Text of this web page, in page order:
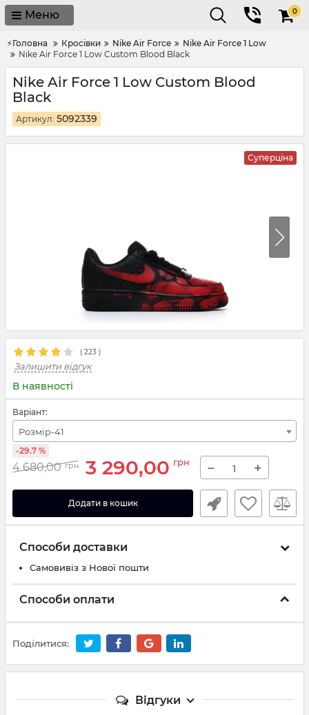
Меню 0
⚡Головна Кросівки Nike Air Force
Nike Air Force 1 Low
Nike Air Force 1 Low Custom Blood Black
Nike Air Force 1 Low Custom Blood
Black
Артикул: 5092339
Суперціна
( 223 )
Залишити відгук
В наявності
Варіант:
Розмір-41
4 680,00 грн 3 290,00 грн
-29.7 %
− +
Додати в кошик
Способи доставки
Самовивіз з Нової пошти
Способи оплати
Поділитися:
Відгуки